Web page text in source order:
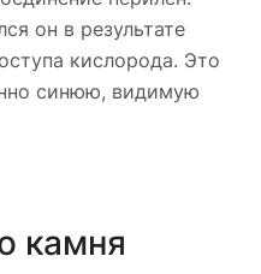
он в результате
кислорода. Это
синюю, видимую
камня